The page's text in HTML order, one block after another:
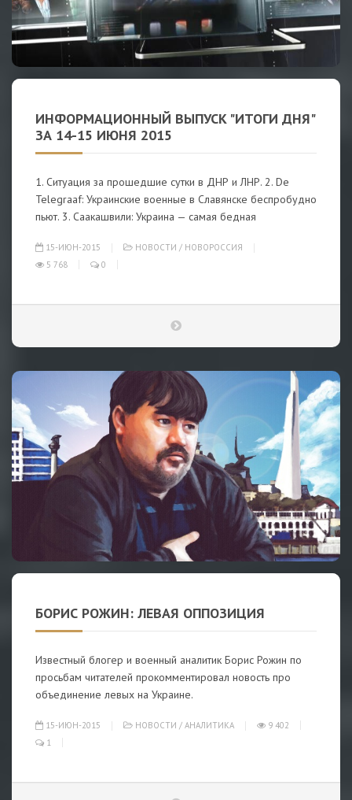
ИНФОРМАЦИОННЫЙ ВЫПУСК "ИТОГИ ДНЯ"
ЗА 14-15 ИЮНЯ 2015
1. Ситуация за прошедшие сутки в ДНР и ЛНР. 2. De
Telegraaf: Украинские военные в Славянске беспробудно
пьют. 3. Саакашвили: Украина — самая бедная
15-ИЮН-2015 НОВОСТИ / НОВОРОССИЯ
5 768
0
БОРИС РОЖИН: ЛЕВАЯ ОППОЗИЦИЯ
Известный блогер и военный аналитик Борис Рожин по
просьбам читателей прокомментировал новость про
объединение левых на Украине.
15-ИЮН-2015 НОВОСТИ / АНАЛИТИКА
9 402
1